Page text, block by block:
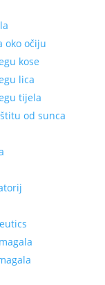
oko očiju
kose
lica
tijela
od sunca